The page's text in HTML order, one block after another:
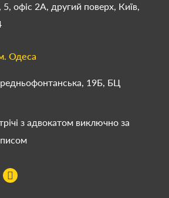
офіс 2А, другий поверх, Київ,
Одеса
19Б, БЦ
з адвокатом виключно за